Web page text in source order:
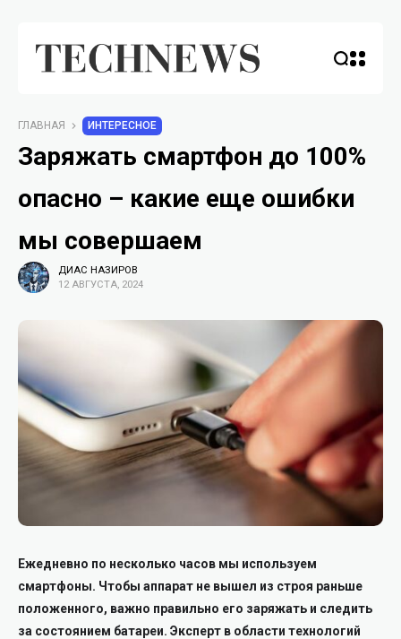
ГЛАВНАЯ ИНТЕРЕСНОЕ
Заряжать смартфон до 100%
опасно – какие еще ошибки
мы совершаем
ДИАС НАЗИРОВ
12 АВГУСТА, 2024
Ежедневно по несколько часов мы используем
смартфоны. Чтобы аппарат не вышел из строя раньше
положенного, важно правильно его заряжать и следить
за состоянием батареи. Эксперт в области технологий